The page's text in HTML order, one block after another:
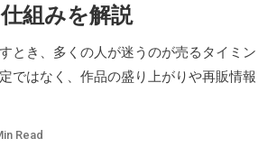
組みを解説
とき、多くの人が迷うのが売るタイミン
ではなく、作品の盛り上がりや再販情報
Read